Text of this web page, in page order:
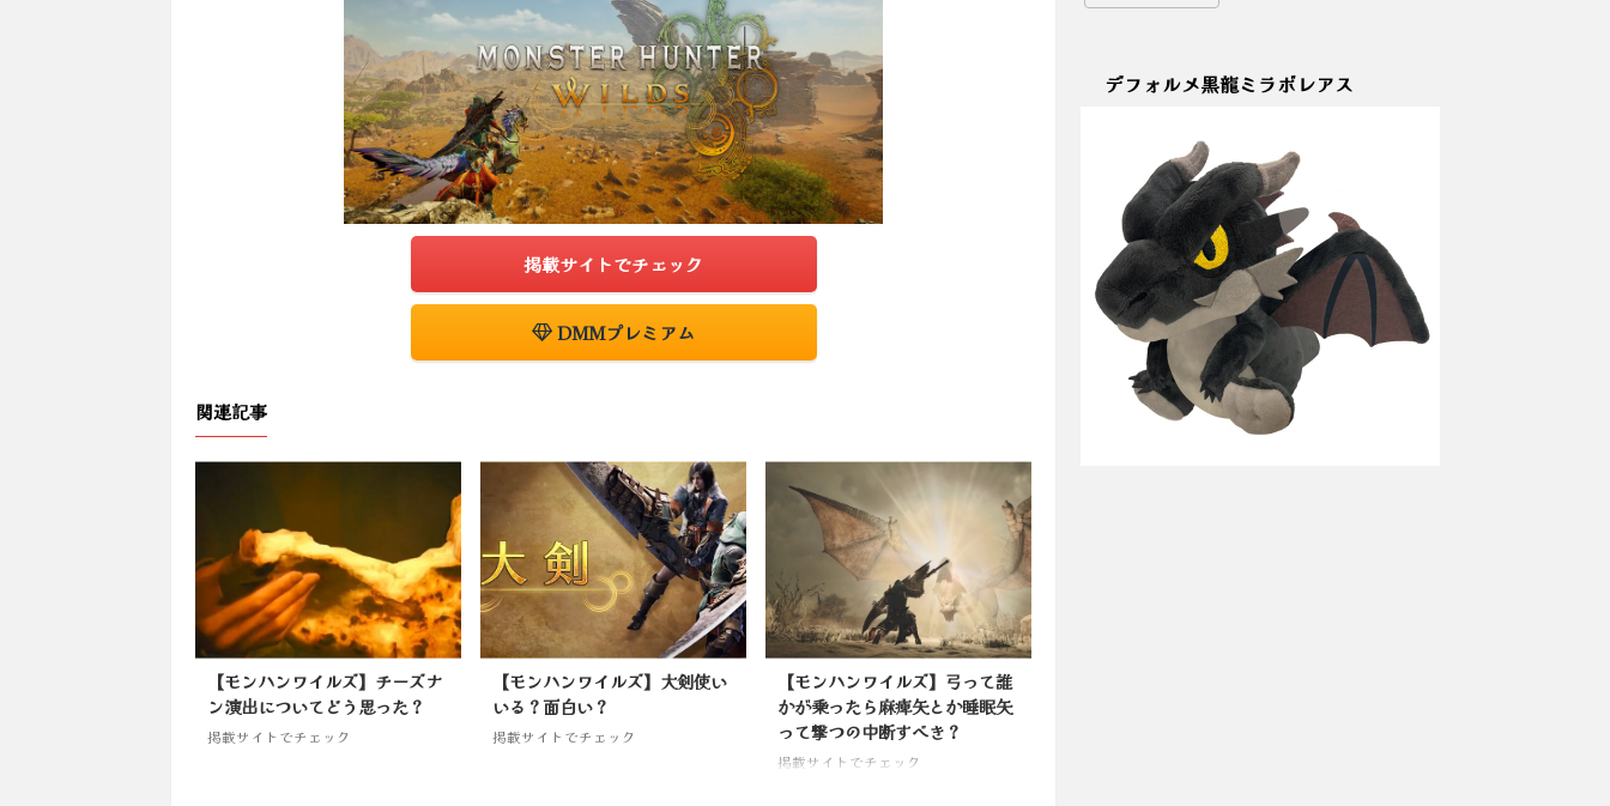
掲載サイトでチェック
DMMプレミアム
関連記事
【モンハンワイルズ】チーズナ
ン演出についてどう思った？
掲載サイトでチェック
【モンハンワイルズ】大剣使い
いる？面白い？
掲載サイトでチェック
【モンハンワイルズ】弓って誰
かが乗ったら麻痺矢とか睡眠矢
って撃つの中断すべき？
掲載サイトでチェック
デフォルメ黒龍ミラボレアス